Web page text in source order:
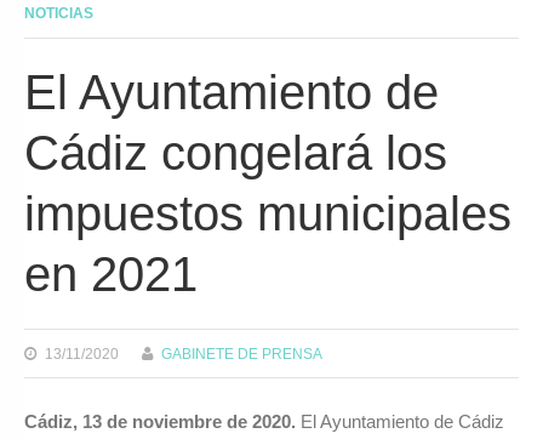
NOTICIAS
El Ayuntamiento de
Cádiz congelará los
impuestos municipales
en 2021
13/11/2020 GABINETE DE PRENSA
Cádiz, 13 de noviembre de 2020. El Ayuntamiento de Cádiz